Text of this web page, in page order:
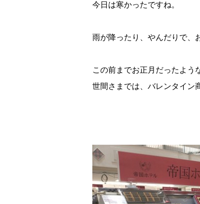
今日は寒かったですね。
雨が降ったり、やんだりで、
この前までお正月だったよう
世間さまでは、バレンタイン